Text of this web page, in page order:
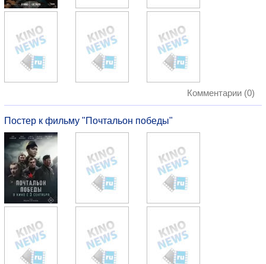
Комментарии (0)
Постер к фильму "Почтальон победы"